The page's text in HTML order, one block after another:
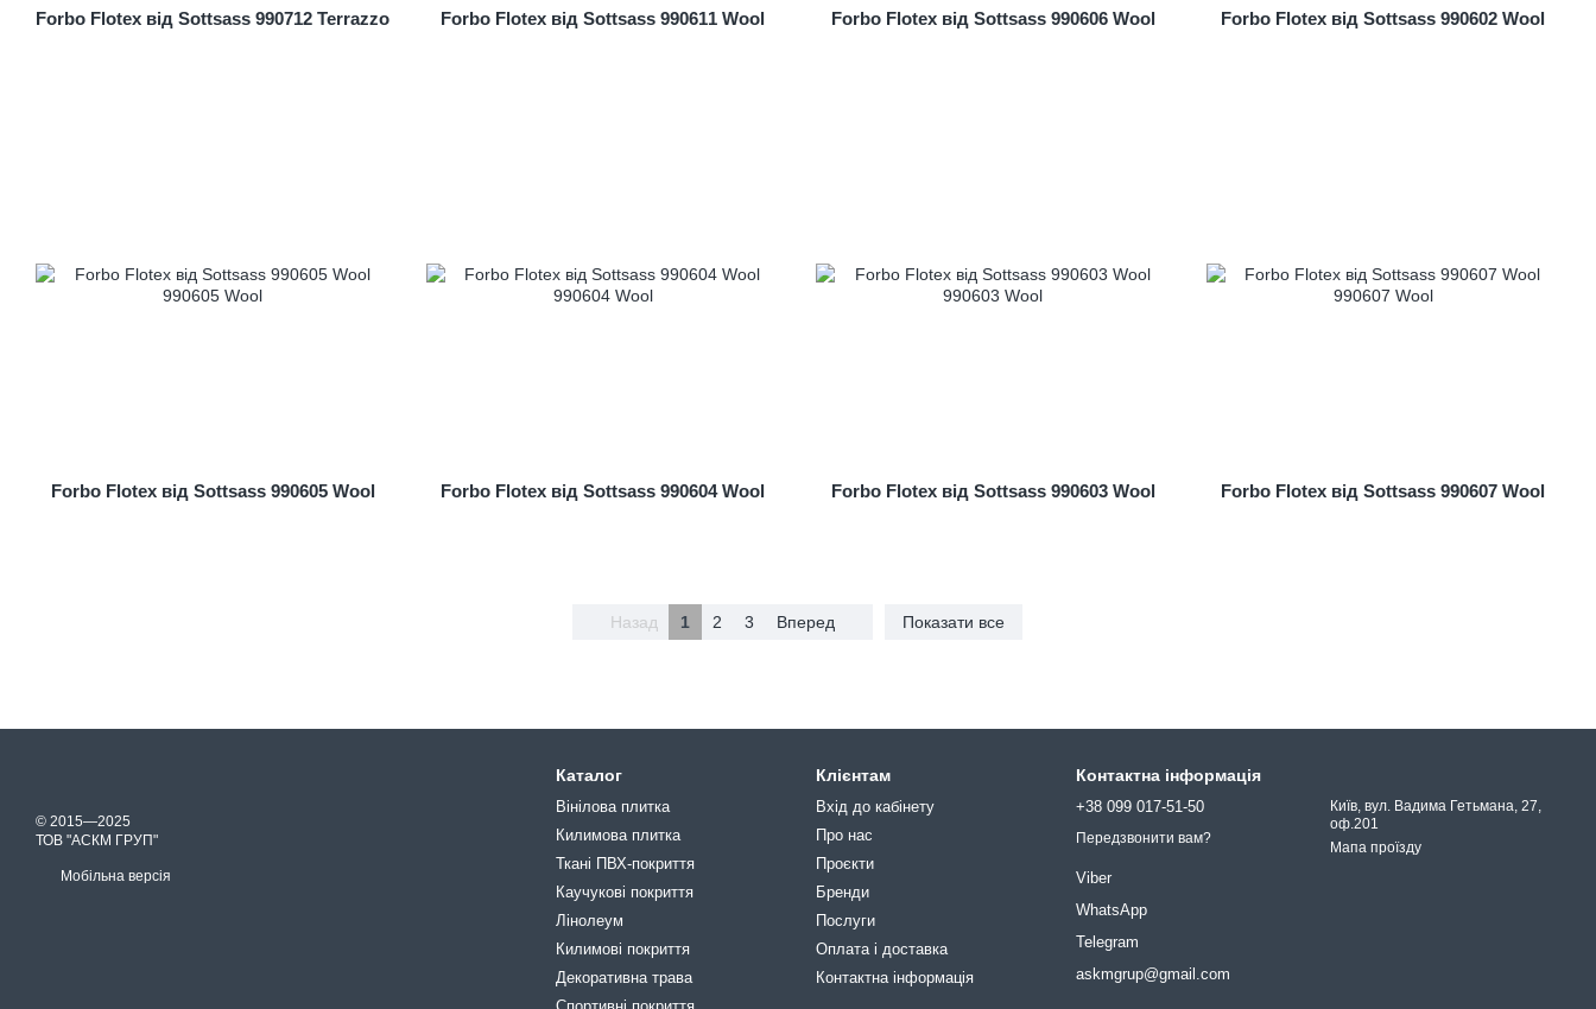
Forbo Flotex від Sottsass 990712 Terrazzo Forbo Flotex від Sottsass 990611 Wool Forbo Flotex від Sottsass 990606 Wool Forbo Flotex від Sottsass 990602 Wool
Forbo Flotex від Sottsass 990605 Wool Forbo Flotex від Sottsass 990604 Wool Forbo Flotex від Sottsass 990603 Wool Forbo Flotex від Sottsass 990607 Wool
Назад 1 2 3 Вперед Показати все
© 2015—2025
ТОВ "АСКМ ГРУП"
Мобільна версія
Каталог
Вінілова плитка
Килимова плитка
Ткані ПВХ-покриття
Каучукові покриття
Лінолеум
Килимові покриття
Декоративна трава
Клієнтам
Вхід до кабінету
Про нас
Проєкти
Бренди
Послуги
Оплата і доставка
Контактна інформація
Контактна інформація
+38 099 017-51-50
Передзвонити вам?
Viber
WhatsApp
Telegram
askmgrup@gmail.com
Київ, вул. Вадима Гетьмана, 27,
оф.201
Мапа проїзду